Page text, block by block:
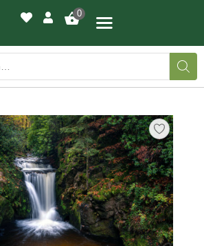
0
IHR BILD